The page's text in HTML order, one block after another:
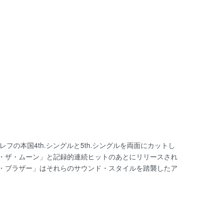
の本国4th.シングルと5th.シングルを両面にカットし
・ムーン」と記録的連続ヒットのあとにリリースされ
ラザー」はそれらのサウンド・スタイルを踏襲したア